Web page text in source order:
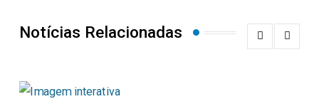
Notícias Relacionadas